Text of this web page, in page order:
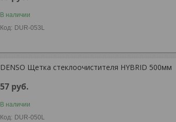
В наличии
DUR-053L
DENSO Щетка стеклоочистителя HYBRID 500мм
57 руб.
В наличии
DUR-050L